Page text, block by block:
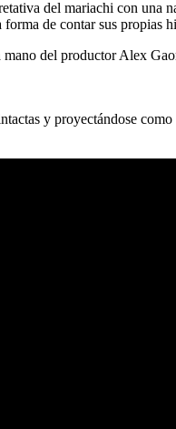
del mariachi con una
de contar sus propias
del productor Alex
y proyectándose